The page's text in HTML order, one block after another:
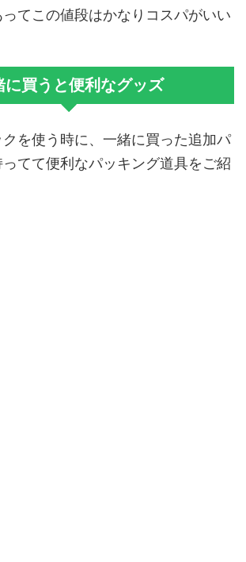
てこの値段はかなりコスパがいい
に買うと便利なグッズ
を使う時に、一緒に買った追加パ
てて便利なパッキング道具をご紹